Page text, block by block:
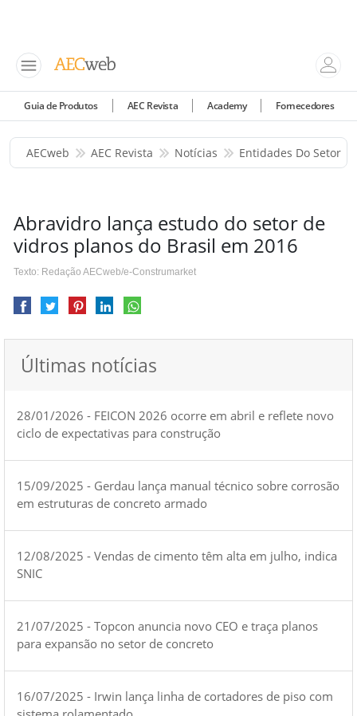
Guia de Produtos AEC Revista Academy Fornecedores
AECweb AEC Revista Notícias Entidades Do Setor
Abravidro lança estudo do setor de
vidros planos do Brasil em 2016
Texto: Redação AECweb/e-Construmarket
Últimas notícias
28/01/2026 - FEICON 2026 ocorre em abril e reflete novo
ciclo de expectativas para construção
15/09/2025 - Gerdau lança manual técnico sobre corrosão
em estruturas de concreto armado
12/08/2025 - Vendas de cimento têm alta em julho, indica
SNIC
21/07/2025 - Topcon anuncia novo CEO e traça planos
para expansão no setor de concreto
16/07/2025 - Irwin lança linha de cortadores de piso com